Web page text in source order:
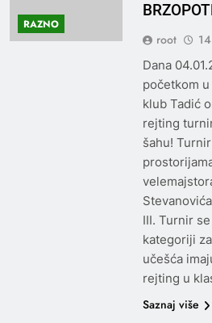
RAZNO
root
Dana
početkom
klub Tadić
rejting
šahu!
III. Turnir
kategoriji
učešća
rejting u
Saznaj više